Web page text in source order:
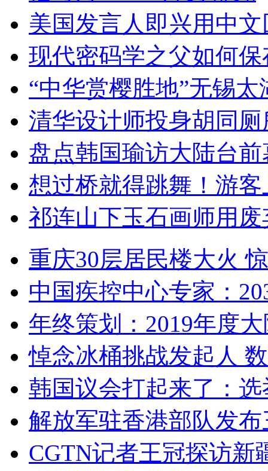
美国发言人即兴用中
现代密码学之父如何
“中华赏樱胜地”无锡
清华设计师投身胡同
盘点韩国瑜访大陆台
想过桥就得跳舞！游客
祁连山下玉石画师用
重庆30层居民楼大火
中国疾控中心专家：
年终策划：2019年度
悼念冰桶挑战发起人
韩国议会打起来了：
解放军驻香港部队发
CGTN记者王冠探访新